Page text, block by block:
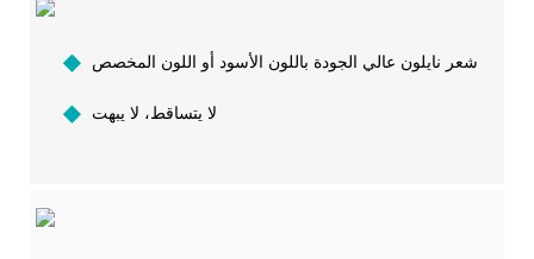
◆
◆ لا يتساقط، لا يبهت